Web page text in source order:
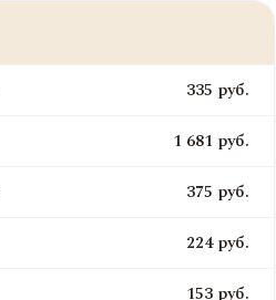
335 руб.
1 681 руб.
375 руб.
224 руб.
153 руб.